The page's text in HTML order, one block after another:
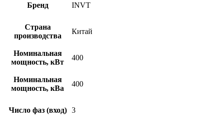
Бренд INVT
Страна
производства
Китай
Номинальная
мощность, кВт
400
Номинальная
мощность, кВа
400
Число фаз (вход) 3